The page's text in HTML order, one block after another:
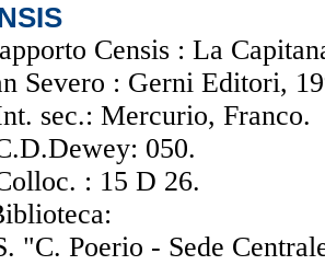
Censis : La
Severo : Gerni Editori,
sec.: Mercurio, Franco.
050.
: 15 D 26.
"C. Poerio - Sede